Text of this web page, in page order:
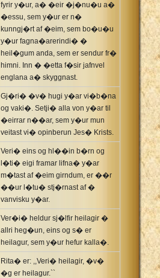
fyrir y�ur, a� �eir �j�nu�u a�
�essu, sem y�ur er n�
kunngj�rt af �eim, sem bo�u�u
y�ur fagna�arerindi� �
heil�gum anda, sem er sendur fr�
himni. Inn � �etta f�sir jafnvel
englana a� skyggnast.
Gj�ri� �v� hugi y�ar vi�b�na
og vaki�. Setji� alla von y�ar til
�eirrar n��ar, sem y�ur mun
veitast vi� opinberun Jes� Krists.
Veri� eins og hl��in b�rn og
l�ti� eigi framar lifna� y�ar
m�tast af �eim girndum, er ��r
��ur l�tu� stj�rnast af �
vanvisku y�ar.
Ver�i� heldur sj�lfir heilagir �
allri heg�un, eins og s� er
heilagur, sem y�ur hefur kalla�.
Rita� er: ,,Veri� heilagir, �v�
�g er heilagur.``